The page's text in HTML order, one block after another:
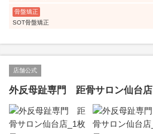
骨盤矯正
SOT骨盤矯正
店舗公式
外反母趾専門 距骨サロン仙台店